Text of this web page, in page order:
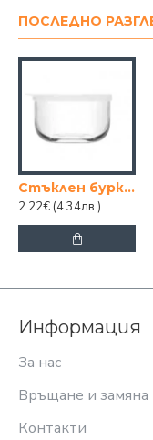
ПОСЛЕДНО
Стъклен буркан с бял/сив капак 380cc
2.22€ (4.34лв.)
Информация
За нас
Връщане и замяна
Контакти